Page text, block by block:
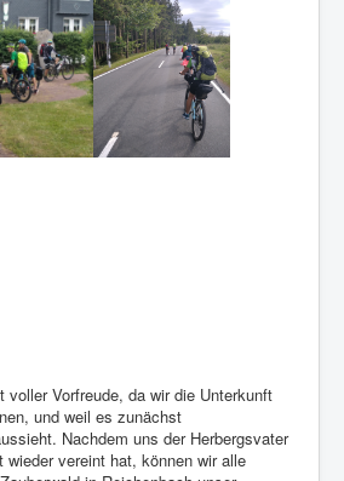
voller Vorfreude, da wir die Unterkunft
und weil es zunächst
Nachdem uns der Herbergsvater
vereint hat, können wir alle